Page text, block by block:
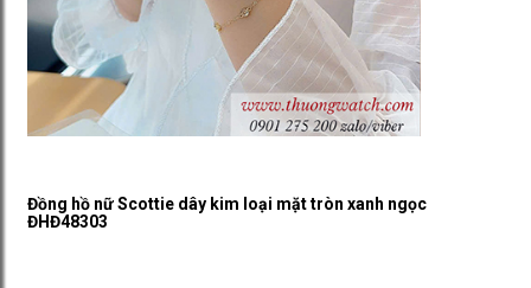
Đồng hồ nữ Scottie dây kim loại mặt tròn xanh ngọc
ĐHĐ48303